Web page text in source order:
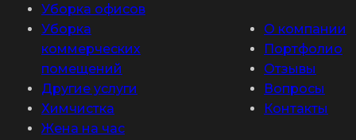
Уборка офисов
Уборка
коммерческих
помещений
Другие услуги
Химчистка
Жена на час
О компании
Портфолио
Отзывы
Вопросы
Контакты